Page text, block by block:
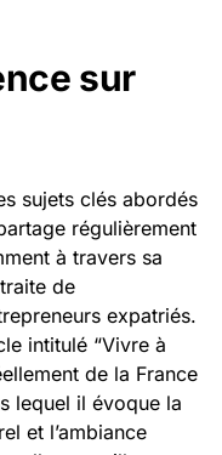
sur
sujets clés abordés
régulièrement
à travers sa
de
expatriés.
intitulé “Vivre à
de la France
lequel il évoque la
et l’ambiance